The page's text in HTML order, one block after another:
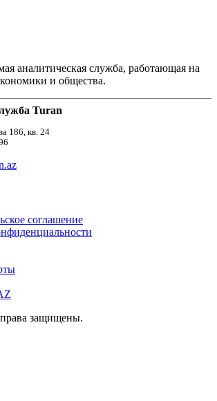
аналитическая служба, работающая на
и общества.
Turan
186, кв. 24
соглашение
защищены.